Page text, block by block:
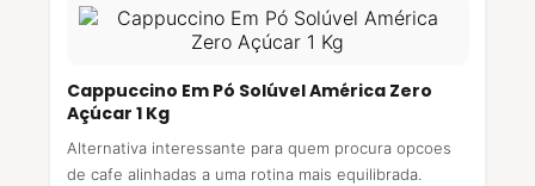
Cappuccino Em Pó Solúvel América Zero
Açúcar 1 Kg
Alternativa interessante para quem procura opcoes
de cafe alinhadas a uma rotina mais equilibrada.